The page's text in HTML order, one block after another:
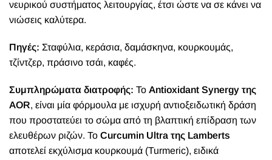
νευρικού συστήματος λειτουργίας, έτσι ώστε να σε κάνει να
νιώσεις καλύτερα.
Πηγές: Σταφύλια, κεράσια, δαμάσκηνα, κουρκουμάς,
τζίντζερ, πράσινο τσάι, καφές.
Συμπληρώματα διατροφής: Το Antioxidant Synergy της
AOR, είναι μία φόρμουλα με ισχυρή αντιοξειδωτική δράση
που προστατεύει το σώμα από τη βλαπτική επίδραση των
ελευθέρων ριζών. Το Curcumin Ultra της Lamberts
αποτελεί εκχύλισμα κουρκουμά (Turmeric), ειδικά